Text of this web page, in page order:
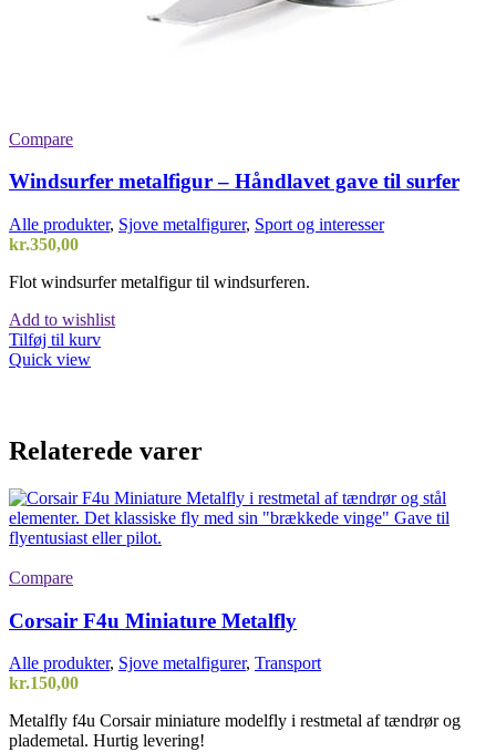
Compare
Windsurfer metalfigur – Håndlavet gave til surfer
Alle produkter, Sjove metalfigurer, Sport og interesser
kr.350,00
Flot windsurfer metalfigur til windsurferen.
Add to wishlist
Tilføj til kurv
Quick view
Relaterede varer
Compare
Corsair F4u Miniature Metalfly
Alle produkter, Sjove metalfigurer, Transport
kr.150,00
Metalfly f4u Corsair miniature modelfly i restmetal af tændrør og
plademetal. Hurtig levering!